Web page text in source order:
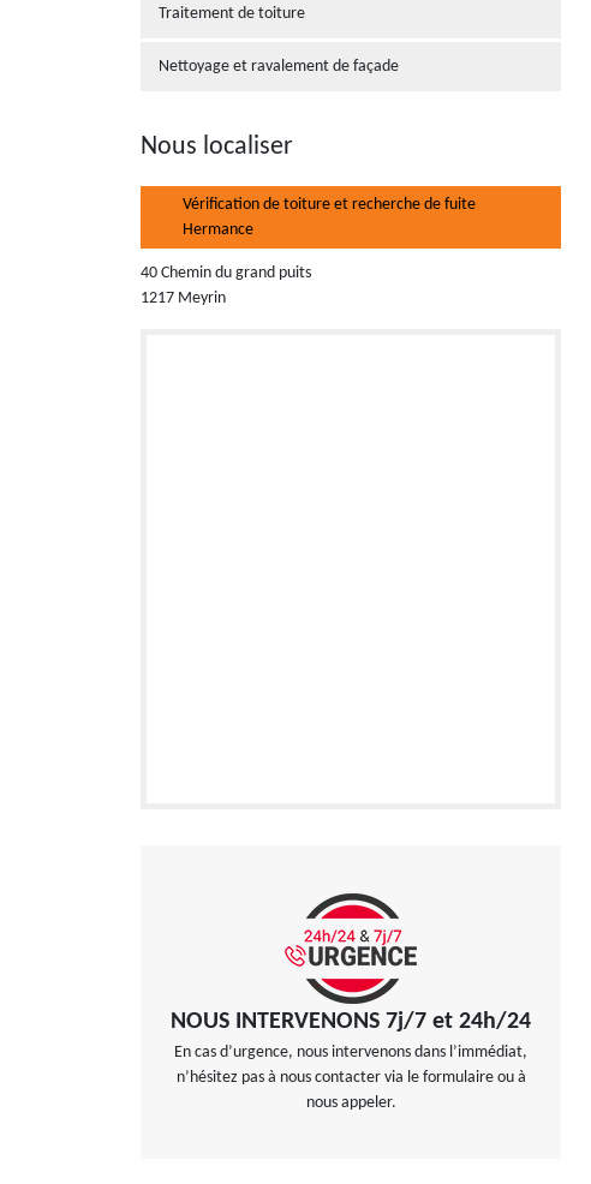
Traitement de toiture
Nettoyage et ravalement de façade
Nous localiser
Vérification de toiture et recherche de fuite
Hermance
40 Chemin du grand puits
1217 Meyrin
NOUS INTERVENONS 7j/7 et 24h/24
En cas d’urgence, nous intervenons dans l’immédiat,
n’hésitez pas à nous contacter via le formulaire ou à
nous appeler.